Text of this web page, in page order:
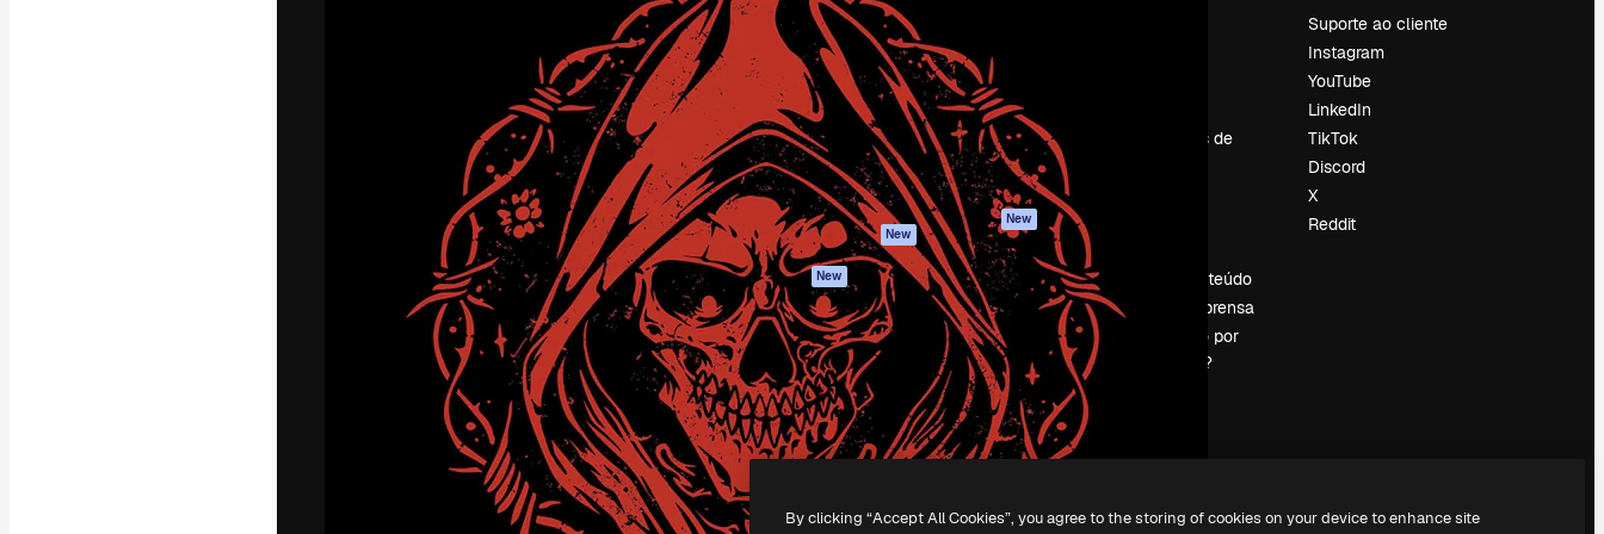
A plataforma criativa para você direcionar
seu melhor trabalho. Mais de 1 milhão de
assinantes entre criativos, empresas,
agências e estúdios.
Português
Spaces
Assistente de IA
Gerador de
imagens
Gerador de vídeos
Texto para voz
Conteúdo de stock
MCP para
Claude/ChatGPT
New
Agentes New
API
App móvel
Todas as
ferramentas
Documentação
Atendimento
Termos e
condições
Política de
privacidade
Originais New
Política de cookies
Central de
confiabilidade
Afiliados
Empresas
Tendências de
Vender conteúdo
Sala de imprensa
Procurando por
magnific.ai?
Suporte ao cliente
Instagram
YouTube
LinkedIn
TikTok
Discord
X
Reddit
Copyright © 2010-2026Freepik Company S.L.U. Todos os direitos reservados.
By clicking “Accept All Cookies”, you agree to the storing of cookies on your device to enhance site